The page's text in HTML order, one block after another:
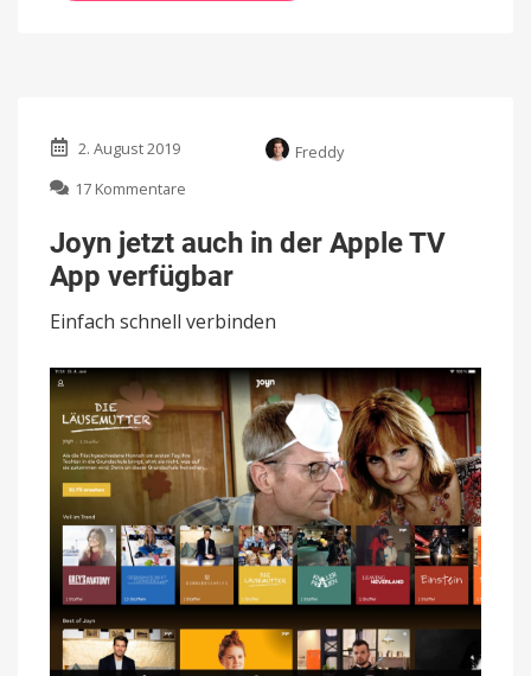
2. August 2019
Freddy
17 Kommentare
jetzt
auch
in
Apple
App
verfügbar
Joyn jetzt auch in der Apple TV
App verfügbar
Einfach schnell verbinden